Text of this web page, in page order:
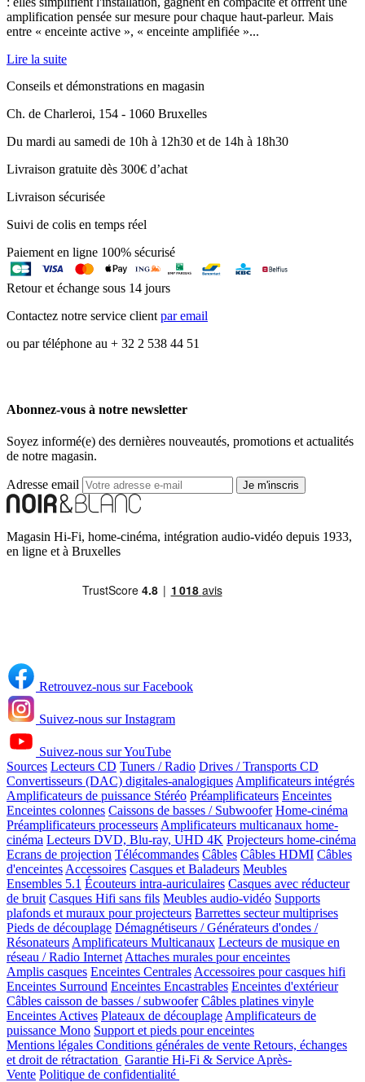
amplification pensée sur mesure pour chaque haut-parleur. Mais
entre « enceinte active », « enceinte amplifiée »...
Lire la suite
Conseils et démonstrations en magasin
Ch. de Charleroi, 154 - 1060 Bruxelles
Du mardi au samedi de 10h à 12h30 et de 14h à 18h30
Livraison gratuite dès 300€ d’achat
Livraison sécurisée
Suivi de colis en temps réel
Paiement en ligne 100% sécurisé
Retour et échange sous 14 jours
Contactez notre service clientpar email
ou par téléphone au + 32 2 538 44 51
Abonnez-vous à notre newsletter
Soyez informé(e) des dernières nouveautés, promotions et actualités
de notre magasin.
Adresse email Je m'inscris
Magasin Hi-Fi, home-cinéma, intégration audio-vidéo depuis 1933,
en ligne et à Bruxelles
Retrouvez-nous sur Facebook
Suivez-nous sur Instagram
Suivez-nous sur YouTube
Sources Lecteurs CD Tuners / Radio Drives / Transports CD
Convertisseurs (DAC) digitales-analogiques Amplificateurs intégrés
Amplificateurs de puissance Stéréo Préamplificateurs Enceintes
Enceintes colonnes Caissons de basses / Subwoofer Home-cinéma
Préamplificateurs processeurs Amplificateurs multicanaux home-
cinéma Lecteurs DVD, Blu-ray, UHD 4K Projecteurs home-cinéma
Ecrans de projection Télécommandes Câbles Câbles HDMI Câbles
d'enceintes Accessoires Casques et Baladeurs Meubles
Ensembles 5.1 Écouteurs intra-auriculaires Casques avec réducteur
de bruit Casques Hifi sans fils Meubles audio-vidéo Supports
plafonds et muraux pour projecteurs Barrettes secteur multiprises
Pieds de découplage Démagnétiseurs / Générateurs d'ondes /
Résonateurs Amplificateurs Multicanaux Lecteurs de musique en
réseau / Radio Internet Attaches murales pour enceintes
Amplis casques Enceintes Centrales Accessoires pour casques hifi
Enceintes Surround Enceintes Encastrables Enceintes d'extérieur
Câbles caisson de basses / subwoofer Câbles platines vinyle
Enceintes Actives Plateaux de découplage Amplificateurs de
puissance Mono Support et pieds pour enceintes
Mentions légales Conditions générales de vente Retours, échanges
et droit de rétractation Garantie Hi-Fi & Service Après-
Vente Politique de confidentialité